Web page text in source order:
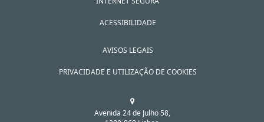
ACESSIBILIDADE
AVISOS LEGAIS
PRIVACIDADE E UTILIZAÇÃO DE COOKIES
Avenida 24 de Julho 58,